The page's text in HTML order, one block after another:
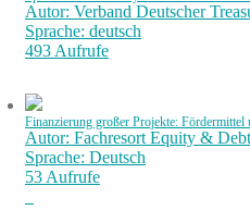
Autor: Verband Deutscher
Sprache: deutsch
493 Aufrufe
Finanzierung großer Projekte: Fördermittel
Autor: Fachresort Equity & Debt
Sprache: Deutsch
53 Aufrufe